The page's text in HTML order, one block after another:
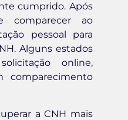
cumprido. Após
comparecer ao
pessoal para
Alguns estados
online,
comparecimento
a CNH mais